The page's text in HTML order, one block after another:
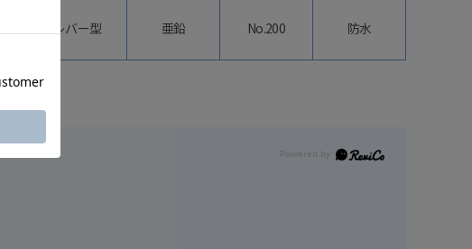
フラッシュレバー型 亜鉛 No.200 防水